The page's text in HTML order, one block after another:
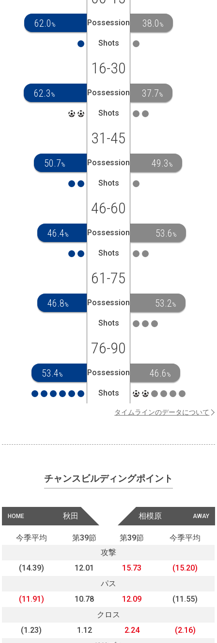
62.0 % Possession 38.0 %
Shots
16-30
62.3 % Possession 37.7%
Shots
31-45
50.7% Possession 49.3 %
Shots
46-60
46.4% Possession 53.6 %
Shots
61-75
46.8% Possession 53.2%
Shots
76-90
53.4% Possession 46.6 %
Shots
タイムラインのデータについて
チャンスビルディングポイント
HOME 秋田 AWAY
相模原
今季平均 第39節 第39節
今季平均
攻撃
(14.39)
12.01 15.73
(15.20)
パス
(11.91)
10.78 12.09
(11.55)
クロス
(1.23)
1.12 2.24
(2.16)